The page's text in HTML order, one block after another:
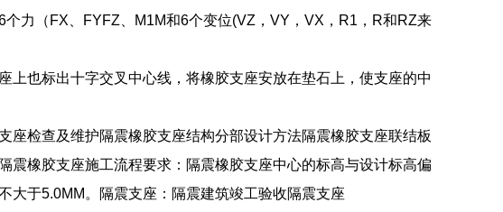
力（FX、FYFZ、M1M和6个变位(VZ，VY，VX，R1，R和RZ来
也标出十字交叉中心线，将橡胶支座安放在垫石上，使支座的中
座检查及维护隔震橡胶支座结构分部设计方法隔震橡胶支座联结板
震橡胶支座施工流程要求：隔震橡胶支座中心的标高与设计标高偏
大于5.0MM。隔震支座：隔震建筑竣工验收隔震支座